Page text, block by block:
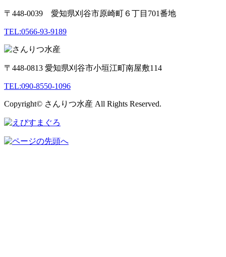
〒448-0039 愛知県刈谷市原崎町６丁目701番地
TEL:0566-93-9189
〒448-0813 愛知県刈谷市小垣江町南屋敷114
TEL:090-8550-1096
Copyright© さんりつ水産 All Rights Reserved.